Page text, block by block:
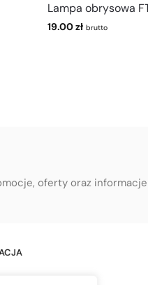
Lampa obrysowa
19.00zł brutto
oferty oraz